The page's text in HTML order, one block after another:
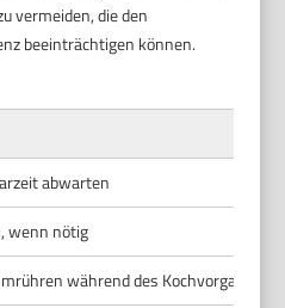
vermeiden, die den
beeinträchtigen können.
abwarten
wenn nötig
während des Kochvorgangs